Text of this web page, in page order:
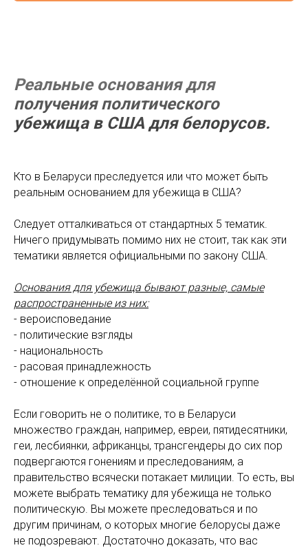
Реальные основания для
получения политического
убежища в США для белорусов.
Кто в Беларуси преследуется или что может быть
реальным основанием для убежища в США?
Следует отталкиваться от стандартных 5 тематик.
Ничего придумывать помимо них не стоит, так как эти
тематики является официальными по закону США.
Основания для убежища бывают разные, самые
распространенные из них:
- вероисповедание
- политические взгляды
- национальность
- расовая принадлежность
- отношение к определённой социальной группе
Если говорить не о политике, то в Беларуси
множество граждан, например, евреи, пятидесятники,
геи, лесбиянки, африканцы, трансгендеры до сих пор
подвергаются гонениям и преследованиям, а
правительство всячески потакает милиции. То есть, вы
можете выбрать тематику для убежища не только
политическую. Вы можете преследоваться и по
другим причинам, о которых многие белорусы даже
не подозревают. Достаточно доказать, что вас